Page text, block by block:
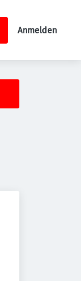
Anmelden